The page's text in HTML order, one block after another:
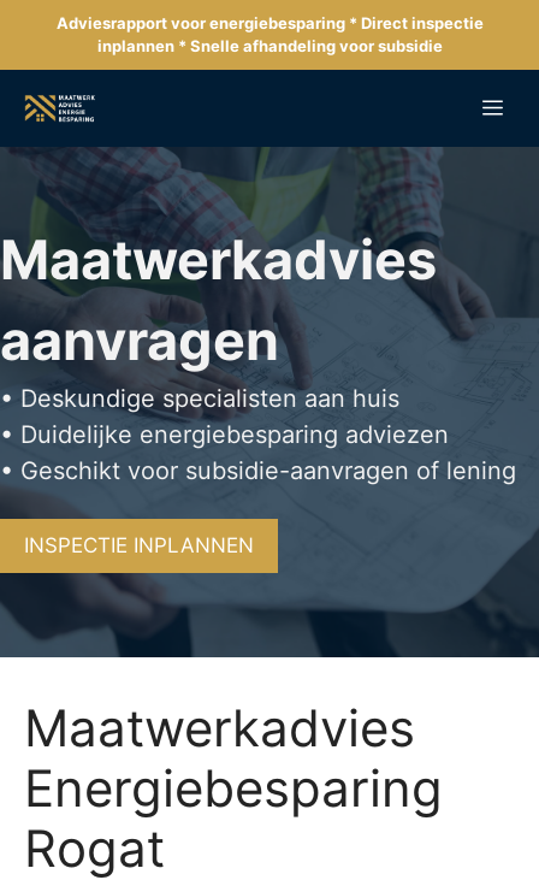
de
inhoud
Adviesrapport voor energiebesparing * Direct inspectie
inplannen * Snelle afhandeling voor subsidie
Maatwerkadvies
aanvragen
• Deskundige specialisten aan huis
• Duidelijke energiebesparing adviezen
• Geschikt voor subsidie-aanvragen of lening
INSPECTIE INPLANNEN
Maatwerkadvies
Energiebesparing
Rogat